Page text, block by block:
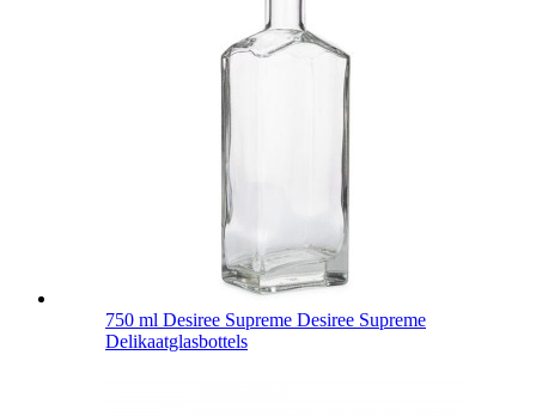
750 ml Desiree Supreme Desiree Supreme
Delikaatglasbottels